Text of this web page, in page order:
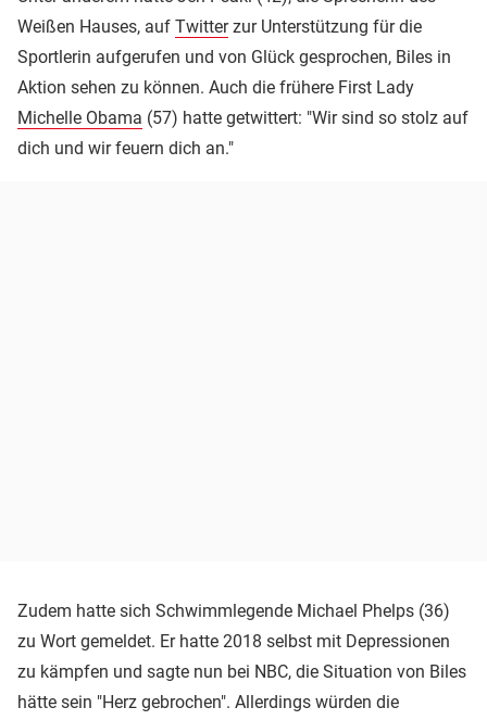
Weißen Hauses, auf Twitterzur Unterstützung für die
Sportlerin aufgerufen und von Glück gesprochen, Biles in
Aktion sehen zu können. Auch die frühere First Lady
Michelle Obama (57) hatte getwittert: "Wir sind so stolz auf
dich und wir feuern dich an."
Zudem hatte sich Schwimmlegende Michael Phelps (36)
zu Wort gemeldet. Er hatte 2018 selbst mit Depressionen
zu kämpfen und sagte nun bei NBC, die Situation von Biles
hätte sein "Herz gebrochen". Allerdings würden die